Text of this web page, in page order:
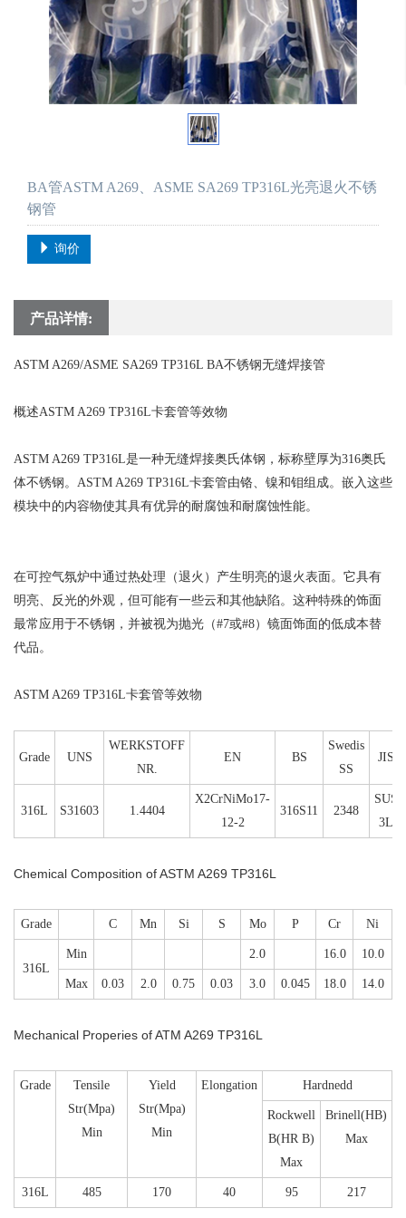
BA管ASTM A269、ASME SA269 TP316L光亮退火不锈
钢管
询价
产品详情:
ASTM A269/ASME SA269 TP316L BA不锈钢无缝焊接管
概述ASTM A269 TP316L卡套管等效物
ASTM A269 TP316L是一种无缝焊接奥氏体钢，标称壁厚为316奥氏
体不锈钢。ASTM A269 TP316L卡套管由铬、镍和钼组成。嵌入这些
模块中的内容物使其具有优异的耐腐蚀和耐腐蚀性能。
在可控气氛炉中通过热处理（退火）产生明亮的退火表面。它具有
明亮、反光的外观，但可能有一些云和其他缺陷。这种特殊的饰面
最常应用于不锈钢，并被视为抛光（#7或#8）镜面饰面的低成本替
代品。
ASTM A269 TP316L卡套管等效物
Grade UNS
WERKSTOFF
NR.
EN BS
Swedis
SS
JIS
316L S31603 1.4404
X2CrNiMo17-
12-2
316S11 2348
SUS
3L
Chemical Composition of ASTM A269 TP316L
Grade C Mn Si S Mo P Cr Ni
316L
Min 2.0 16.0 10.0
Max 0.03 2.0 0.75 0.03 3.0 0.045 18.0 14.0
Mechanical Properies of ATM A269 TP316L
Grade
Tensile
Str(Mpa)
Min
Yield
Str(Mpa)
Min
Elongation Hardnedd
Rockwell
B(HR B)
Max
Brinell(HB)
Max
316L 485 170 40 95 217